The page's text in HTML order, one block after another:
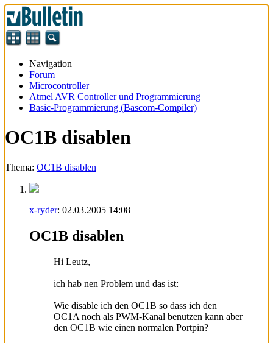
Navigation
Forum
Microcontroller
Atmel AVR Controller und Programmierung
Basic-Programmierung (Bascom-Compiler)
OC1B disablen
Thema: OC1B disablen
x-ryder: 02.03.2005 14:08
OC1B disablen
Hi Leutz,
ich hab nen Problem und das ist:
Wie disable ich den OC1B so dass ich den
OC1A noch als PWM-Kanal benutzen kann aber
den OC1B wie einen normalen Portpin?